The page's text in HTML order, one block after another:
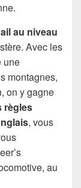
au niveau
Avec les
une
montagnes,
on y gagne
règles
, vous
au